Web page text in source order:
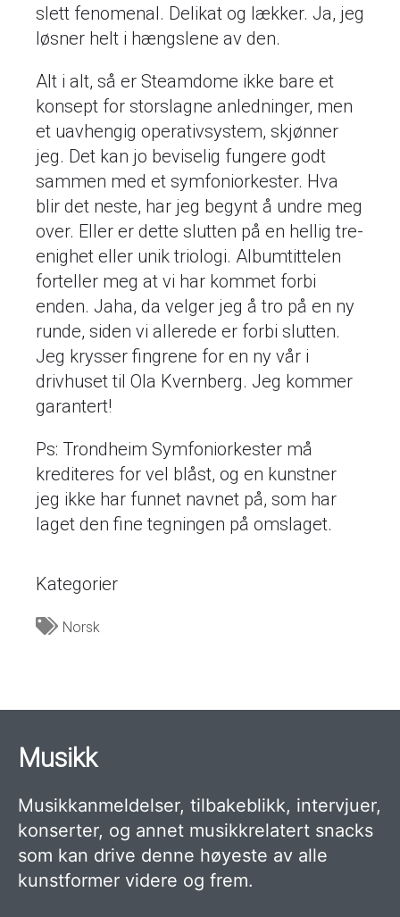
slett fenomenal. Delikat og lækker. Ja, jeg
løsner helt i hængslene av den.
Alt i alt, så er Steamdome ikke bare et
konsept for storslagne anledninger, men
et uavhengig operativsystem, skjønner
jeg. Det kan jo beviselig fungere godt
sammen med et symfoniorkester. Hva
blir det neste, har jeg begynt å undre meg
over. Eller er dette slutten på en hellig tre-
enighet eller unik triologi. Albumtittelen
forteller meg at vi har kommet forbi
enden. Jaha, da velger jeg å tro på en ny
runde, siden vi allerede er forbi slutten.
Jeg krysser fingrene for en ny vår i
drivhuset til Ola Kvernberg. Jeg kommer
garantert!
Ps: Trondheim Symfoniorkester må
krediteres for vel blåst, og en kunstner
jeg ikke har funnet navnet på, som har
laget den fine tegningen på omslaget.
Kategorier
Norsk
Musikk
Musikkanmeldelser, tilbakeblikk, intervjuer,
konserter, og annet musikkrelatert snacks
som kan drive denne høyeste av alle
kunstformer videre og frem.